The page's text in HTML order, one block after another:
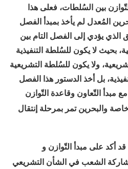
بين السُلطات، فعلى هذا
المُعدل لم يأخذ بمبدأ الفصل
يؤدي إلى الفصل التام بين
بحيث لا يكون للسُلطة التنفيذية
ولا يكون للسُلطة التشريعية
بل أخذ الدستور هذا الفصل
مبدأ التّعاون وقاعدة التّوازن
والبحرين تمر بمرحلة إنتقال
أكد على مبدأ التّوازن و
الشعب في الشأن التشريعي